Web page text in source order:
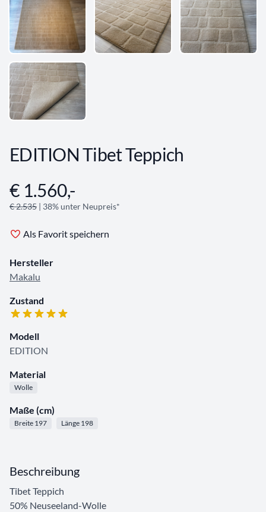
EDITION Tibet Teppich
Angebotsinformationen
€ 1.560,-
€ 2.535 | 38% unter Neupreis*
Als Favorit speichern
Hersteller
Makalu
Zustand
Modell
EDITION
Material
Wolle
Maße (cm)
Breite 197 Länge 198
Beschreibung
Tibet Teppich
50% Neuseeland-Wolle